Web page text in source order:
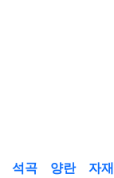
석곡 양란 자재